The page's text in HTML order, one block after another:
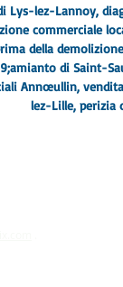
lez-Lannoy,
commerciale
della
di Saint-
Annœullin,
lez-Lille, perizia